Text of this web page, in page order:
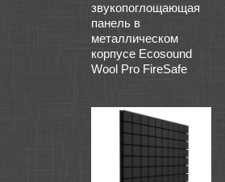
звукопоглощающая
панель в
металлическом
корпусе Ecosound
Wool Pro FireSafe